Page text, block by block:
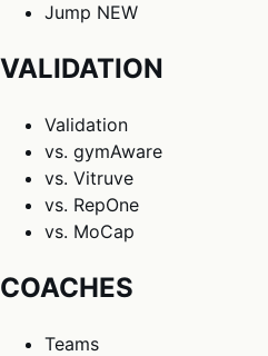
Jump NEW
VALIDATION
Validation
vs. gymAware
vs. Vitruve
vs. RepOne
vs. MoCap
COACHES
Teams